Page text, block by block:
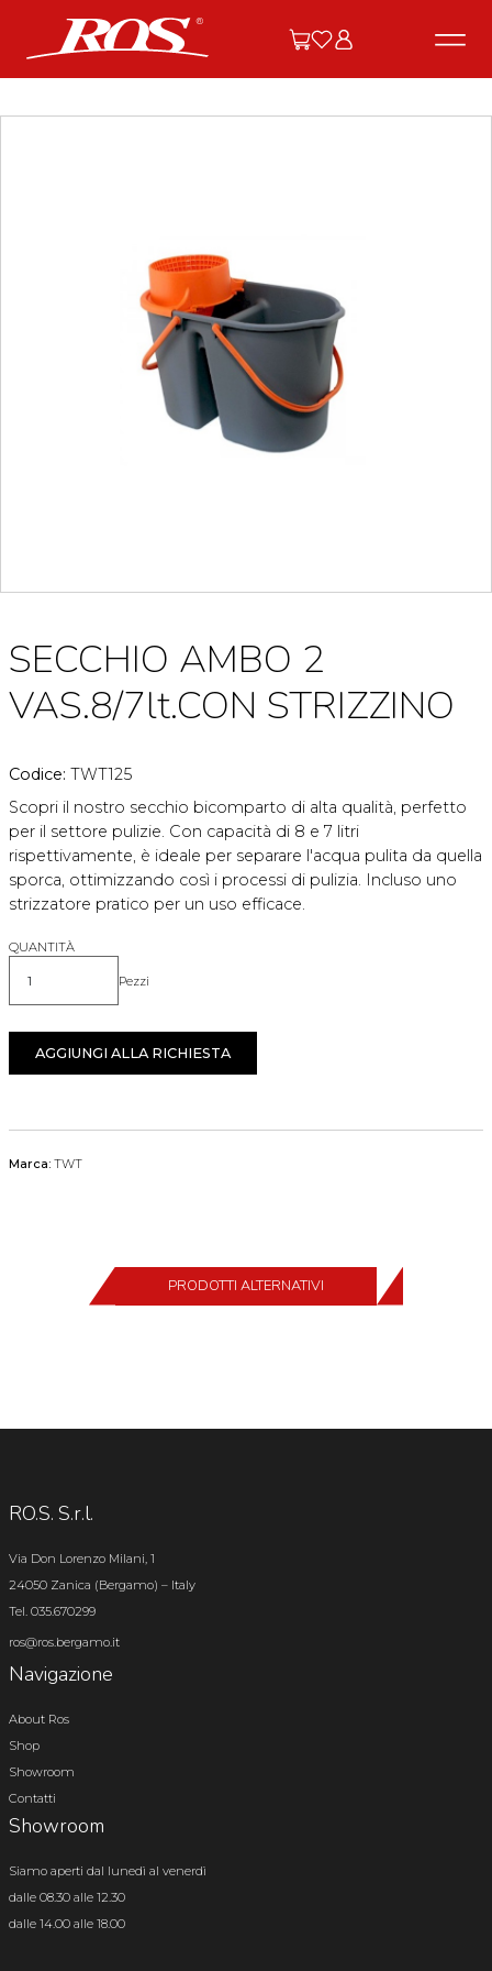
SECCHIO AMBO 2
VAS.8/7lt.CON STRIZZINO
Codice: TWT125
Scopri il nostro secchio bicomparto di alta qualità, perfetto
per il settore pulizie. Con capacità di 8 e 7 litri
rispettivamente, è ideale per separare l'acqua pulita da quella
sporca, ottimizzando così i processi di pulizia. Incluso uno
strizzatore pratico per un uso efficace.
QUANTITÀ
Quantità Pezzi
AGGIUNGI ALLA RICHIESTA
Marca: TWT
PRODOTTI ALTERNATIVI
RO.S. S.r.l.
Via Don Lorenzo Milani, 1
24050 Zanica (Bergamo) – Italy
Tel. 035.670299
ros@ros.bergamo.it
Navigazione
About Ros
Shop
Showroom
Contatti
Showroom
Siamo aperti dal lunedì al venerdì
dalle 08.30 alle 12.30
dalle 14.00 alle 18.00